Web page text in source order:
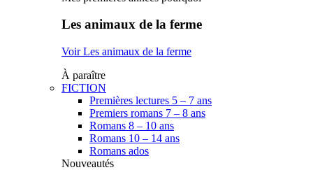
Les animaux de la ferme
Voir Les animaux de la ferme
À paraître
FICTION
Premières lectures 5 – 7 ans
Premiers romans 7 – 8 ans
Romans 8 – 10 ans
Romans 10 – 14 ans
Romans ados
Nouveautés